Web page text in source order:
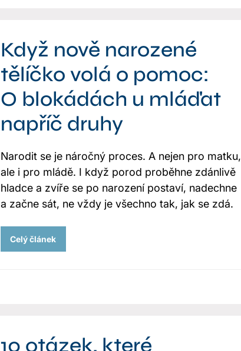
Když nově narozené
tělíčko volá o pomoc:
O blokádách u mláďat
napříč druhy
Narodit se je náročný proces. A nejen pro matku,
ale i pro mládě. I když porod proběhne zdánlivě
hladce a zvíře se po narození postaví, nadechne
a začne sát, ne vždy je všechno tak, jak se zdá.
Celý článek
10 otázek, které